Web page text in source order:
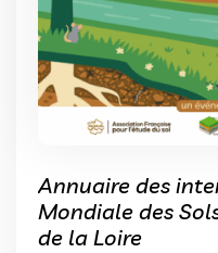
Annuaire des
Mondiale des
de la Loire